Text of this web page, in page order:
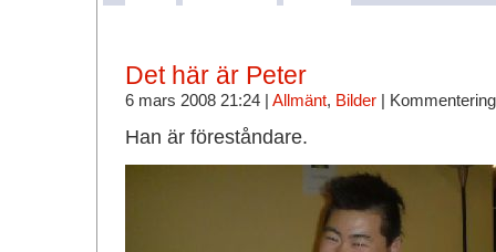
Det här är Peter
6 mars 2008 21:24 | Allmänt, Bilder|
Han är föreståndare.